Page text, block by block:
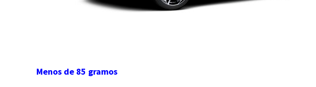
Menos de 85 gramos